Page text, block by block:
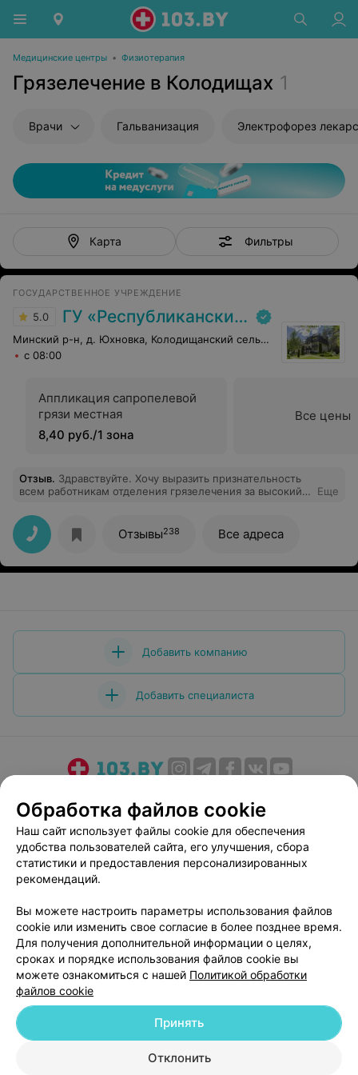
Медицинские центры • Физиотерапия
Грязелечение в Колодищах 1
Врачи Гальванизация Электрофорез
Карта Фильтры
ГОСУДАРСТВЕННОЕ УЧРЕЖДЕНИЕ
5.0 ГУ «Республиканский научно-практический центр медицинской экспертизы и реабилитаци»
Минский р-н, д. Юхновка, Колодищанский сельсовет, 93
с 08:00
Аппликация сапропелевой
грязи местная
8,40 руб./1 зона
Все цены
Отзыв. Здравствуйте. Хочу выразить признательность
всем работникам отделения грязелечения за высокий
объяснения и внимательность к пациентам. Особую
благодарность выражаю санитарке-грязевщице Г Анне
Леонидовне. Общение с ней всегда доставляет только
положительные эмоции. Чувствуется высокий
профессионализм и индивидуальный подход к
Еще
Отзывы238 Все адреса
Добавить компанию
Добавить специалиста
Медицинский маркетинг
Публичный договор
Пользовательское соглашение
Способы оплаты
Вакансии
Партнеры
Написать руководителю 103.by
Персональные настройки cookie
Обработка персональных данных
© 2026 ООО «Артокс Лаб», УНП 191700409| 220012, Республика Беларусь,
Обработка файлов cookie
Наш сайт использует файлы cookie для обеспечения
удобства пользователей сайта, его улучшения, сбора
статистики и предоставления персонализированных
рекомендаций.
Вы можете настроить параметры использования файлов
cookie или изменить свое согласие в более позднее время.
Для получения дополнительной информации о целях,
сроках и порядке использования файлов cookie вы
можете ознакомиться с нашей Политикой обработки
файлов cookie
Отклонить
Принять